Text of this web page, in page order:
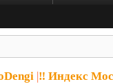
‼️ Индекс